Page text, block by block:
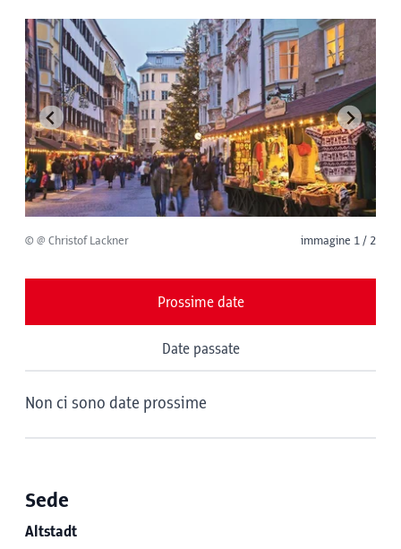
© @ Christof Lackner immagine 1 / 2
Prossime date
Date passate
Non ci sono date prossime
Sede
Altstadt